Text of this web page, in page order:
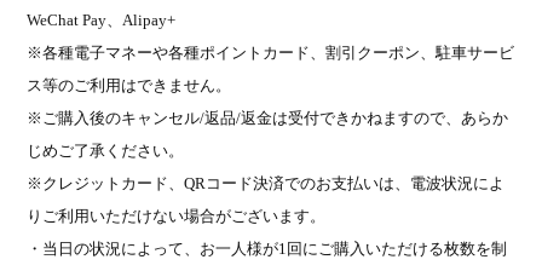
WeChat Pay、Alipay+
※各種電子マネーや各種ポイントカード、割引クーポン、駐車サービ
ス等のご利用はできません。
※ご購入後のキャンセル/返品/返金は受付できかねますので、あらか
じめご了承ください。
※クレジットカード、QRコード決済でのお支払いは、電波状況によ
りご利用いただけない場合がございます。
・当日の状況によって、お一人様が1 回にご購入いただける枚数を制